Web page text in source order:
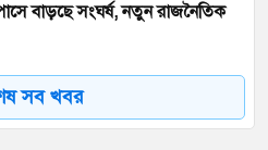
বাড়ছে সংঘর্ষ, নতুন রাজনৈতিক
জুলাই ডকুমেন্টারি অসম্পূর্ণ:
সব খবর